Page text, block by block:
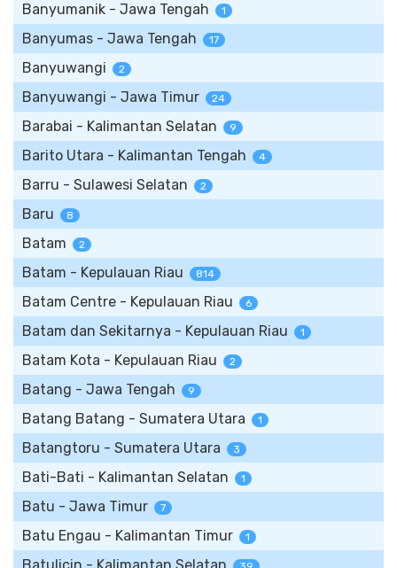
Banyumanik - Jawa Tengah 1
Banyumas - Jawa Tengah 17
Banyuwangi 2
Banyuwangi - Jawa Timur 24
Barabai - Kalimantan Selatan 9
Barito Utara - Kalimantan Tengah 4
Barru - Sulawesi Selatan 2
Baru 8
Batam 2
Batam - Kepulauan Riau 814
Batam Centre - Kepulauan Riau 6
Batam dan Sekitarnya - Kepulauan Riau 1
Batam Kota - Kepulauan Riau 2
Batang - Jawa Tengah 9
Batang Batang - Sumatera Utara 1
Batangtoru - Sumatera Utara 3
Bati-Bati - Kalimantan Selatan 1
Batu - Jawa Timur 7
Batu Engau - Kalimantan Timur 1